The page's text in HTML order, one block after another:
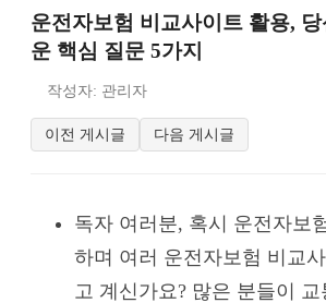
운전자보험 비교사이트 활용, 당
운 핵심 질문 5가지
작성자: 관리자
이전 게시글 다음 게시글
독자 여러분, 혹시 운전자보
하며 여러 운전자보험 비교
고 계신가요? 많은 분들이